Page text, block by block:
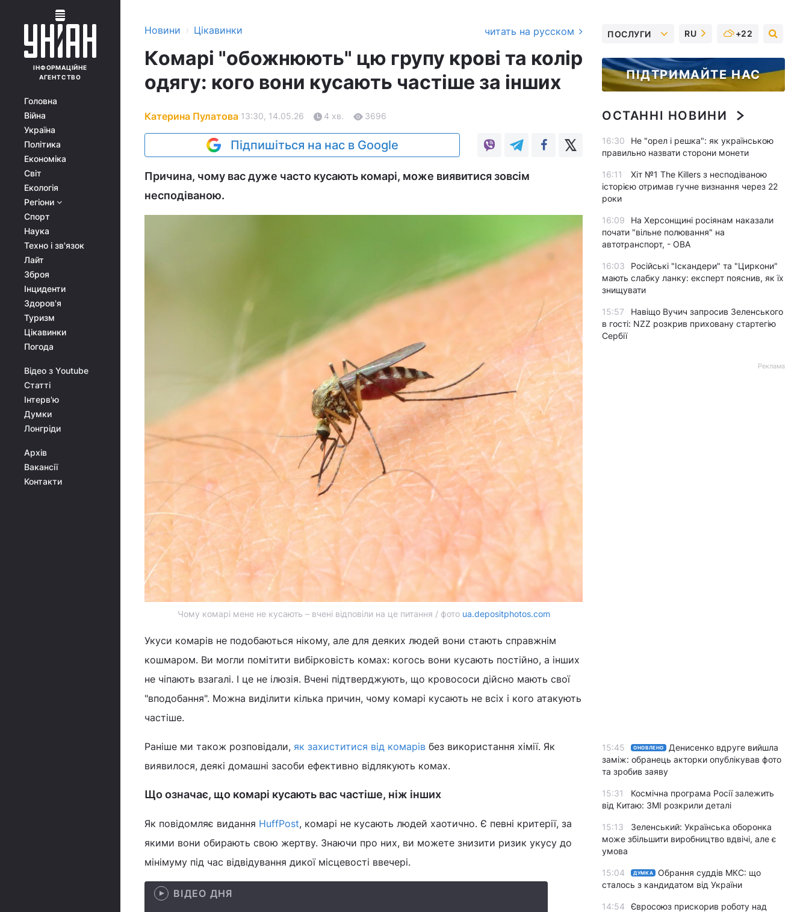
ІНФОРМАЦІЙНЕ
АГЕНТСТВО
Головна
Війна
Україна
Політика
Економіка
Світ
Екологія
Регіони
Спорт
Наука
Техно і зв'язок
Лайт
Зброя
Інциденти
Здоров'я
Туризм
Цікавинки
Погода
Відео з Youtube
Статті
Інтерв'ю
Думки
Лонгріди
Архів
Вакансії
Контакти
Новини › Цікавинки читать на русском
Комарі "обожнюють" цю групу крові та колір
одягу: кого вони кусають частіше за інших
Катерина Пулатова 13:30, 14.05.26 4 хв. 3696
Підпишіться на нас в Google
Причина, чому вас дуже часто кусають комарі, може виявитися зовсім
несподіваною.
Чому комарі мене не кусають – вчені відповіли на це питання / фото ua.depositphotos.com
Укуси комарів не подобаються нікому, але для деяких людей вони стають справжнім
кошмаром. Ви могли помітити вибірковість комах: когось вони кусають постійно, а інших
не чіпають взагалі. І це не ілюзія. Вчені підтверджують, що кровососи дійсно мають свої
"вподобання". Можна виділити кілька причин, чому комарі кусають не всіх і кого атакують
частіше.
Раніше ми також розповідали, як захиститися від комарів без використання хімії. Як
виявилося, деякі домашні засоби ефективно відлякують комах.
Що означає, що комарі кусають вас частіше, ніж інших
Як повідомляє видання HuffPost, комарі не кусають людей хаотично. Є певні критерії, за
якими вони обирають свою жертву. Знаючи про них, ви можете знизити ризик укусу до
мінімуму під час відвідування дикої місцевості ввечері.
ВІДЕО ДНЯ
ПОСЛУГИ RU +22
ПІДТРИМАЙТЕ НАС
ОСТАННІ НОВИНИ
16:30
Не "орел і решка": як українською
правильно назвати сторони монети
16:11
Хіт №1 The Killers з несподіваною
історією отримав гучне визнання через 22
роки
16:09
На Херсонщині росіянам наказали
почати "вільне полювання" на
автотранспорт, - ОВА
16:03
Російські "Іскандери" та "Циркони"
мають слабку ланку: експерт пояснив, як їх
знищувати
15:57
Навіщо Вучич запросив Зеленського
в гості: NZZ розкрив приховану стартегію
Сербії
Реклама
15:45 ОНОВЛЕНО
Денисенко вдруге вийшла
заміж: обранець акторки опублікував фото
та зробив заяву
15:31
Космічна програма Росії залежить
від Китаю: ЗМІ розкрили деталі
15:13
Зеленський: Українська оборонка
може збільшити виробництво вдвічі, але є
умова
15:04 ДУМКА
Обрання суддів МКС: що
сталось з кандидатом від України
14:54
Євросоюз прискорив роботу над